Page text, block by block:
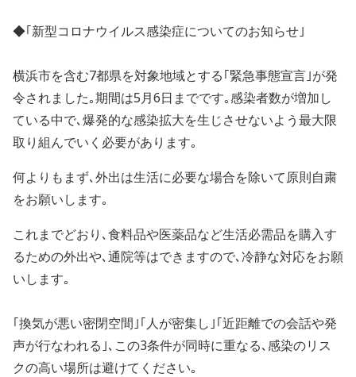
◆｢新型コロナウイルス感染症についてのお知らせ｣
横浜市を含む7都県を対象地域とする｢緊急事態宣言｣が発
令されました｡期間は5月6日までです｡感染者数が増加し
ている中で､爆発的な感染拡大を生じさせないよう最大限
取り組んでいく必要があります｡
何よりもまず､外出は生活に必要な場合を除いて原則自粛
をお願いします｡
これまでどおり､食料品や医薬品など生活必需品を購入す
るための外出や､通院等はできますので､冷静な対応をお願
いします｡
｢換気が悪い密閉空間｣｢人が密集し｣｢近距離での会話や発
声が行なわれる｣､この3条件が同時に重なる､感染のリス
クの高い場所は避けてください｡